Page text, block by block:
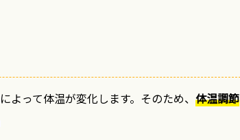
よって体温が変化します。そのため、 体温調節